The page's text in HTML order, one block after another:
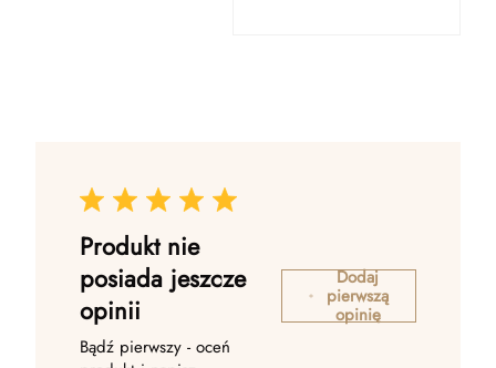
Produkt nie
posiada jeszcze
opinii
Bądź pierwszy - oceń
Dodaj
pierwszą
opinię